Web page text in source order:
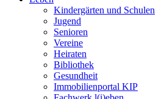
Kindergärten und Schulen
Jugend
Senioren
Vereine
Heiraten
Bibliothek
Gesundheit
Immobilienportal KIP